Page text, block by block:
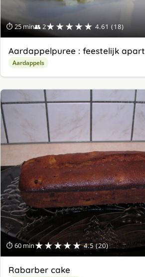
⏱ 25 min👥 2★★★★★ 4.61 (18)
Aardappelpuree : feestelijk apart
Aardappels
⏱ 60 min★★★★★ 4.5 (20)
Rabarber cake